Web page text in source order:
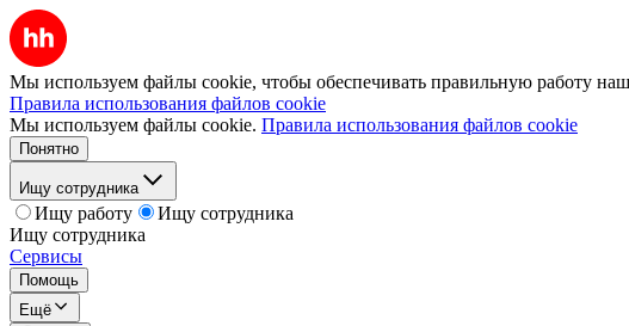
Мы используем файлы cookie, чтобы обеспечивать правильную работу
Правила использования файлов cookie
Мы используем файлы cookie. Правила использования файлов cookie
Понятно
Ищу сотрудника
Ищу работу
Ищу сотрудника
Ищу сотрудника
Сервисы
Помощь
Ещё